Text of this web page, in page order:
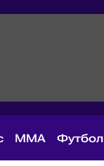
MMA Футбол